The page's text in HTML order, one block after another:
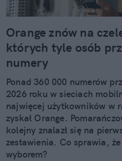
Orange znów na
których tyle osób
numery
Ponad 360 000 numerów
2026 roku w sieciach
najwięcej użytkowników w
zyskał Orange.
kolejny znalazł się na
zestawienia. Co sprawia,
wyborem?